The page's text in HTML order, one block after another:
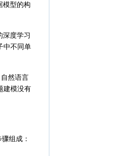
型的构
度学习
中不同单
然语言
建模没有
组成：